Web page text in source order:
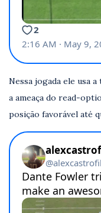
Nessa jogada ele usa
a ameaça do read-
posição favorável até